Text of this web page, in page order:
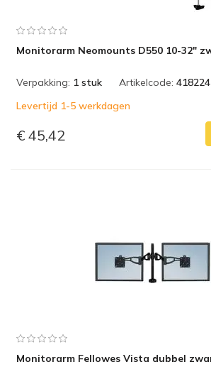
Monitorarm Neomounts D550 10-32"
Verpakking: 1 stuk Artikelcode: 418224
Levertijd 1-5 werkdagen
€ 45,42
Monitorarm Fellowes Vista dubbel